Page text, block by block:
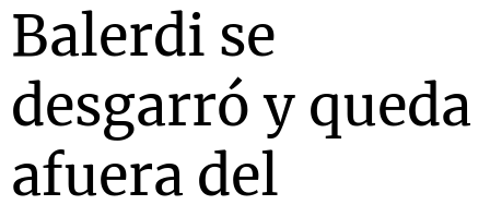
Balerdi se
desgarró y queda
afuera del